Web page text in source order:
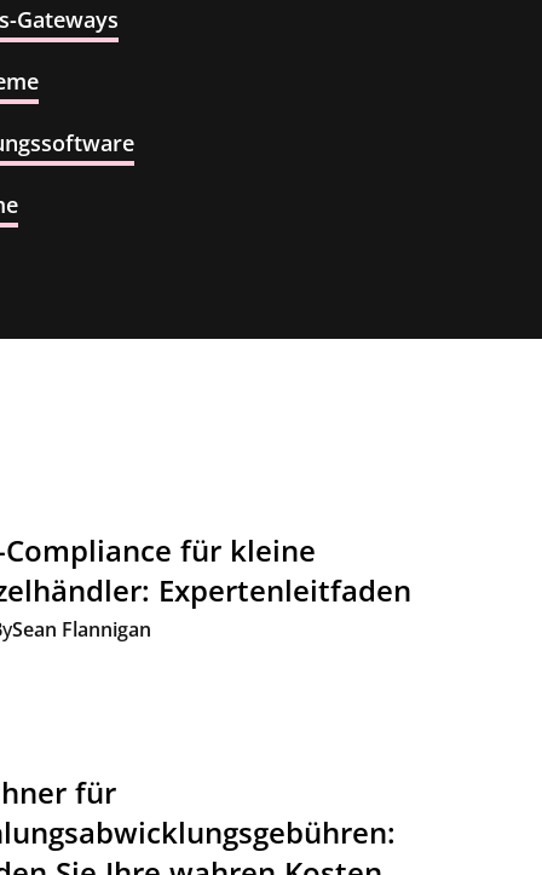
Gateways
Compliance für kleine
Expertenleitfaden
Sean Flannigan
für